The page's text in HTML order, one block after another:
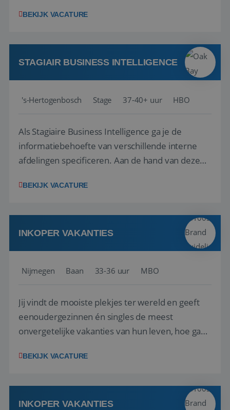
vakantiegangers de meest prachtige plekjes op
werken: of het nu gaat om vragen ...
BEKIJK VACATURE
STAGIAIR BUSINESS INTELLIGENCE
's-Hertogenbosch Stage 37-40+ uur HBO
Als Stagiaire Business Intelligence ga je de
informatiebehoefte van verschillende interne
afdelingen specificeren. Aan de hand van deze
adviezen, rapportages en dashboards
producten ontwikkel je door middel van de data
uit ons datawa...
BEKIJK VACATURE
INKOPER VAKANTIES
Nijmegen Baan 33-36 uur MBO
Jij vindt de mooiste plekjes ter wereld en geeft
eenoudergezinnen én singles de meest
onvergetelijke vakanties van hun leven, hoe gaaf
net zo goed thuis is in een onderhandeling als op
in Europa? Dan is dit jouw kans. A...
BEKIJK VACATURE
INKOPER VAKANTIES